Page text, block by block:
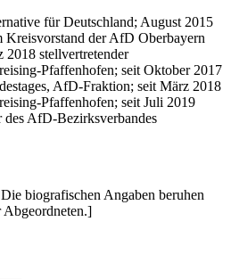
für Deutschland; August 2015
der AfD Oberbayern
stellvertretender
Pfaffenhofen; seit Oktober 2017
AfD-Fraktion; seit März 2018
Pfaffenhofen; seit Juli 2019
des AfD-Bezirksverbandes
biografischen Angaben beruhen
Abgeordneten.]